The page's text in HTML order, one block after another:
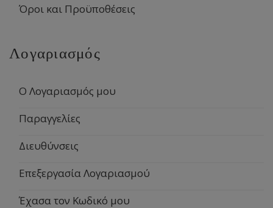
Όροι και Προϋποθέσεις
Λογαριασμός
Ο Λογαριασμός μου
Παραγγελίες
Διευθύνσεις
Επεξεργασία Λογαριασμού
Έχασα τον Κωδικό μου